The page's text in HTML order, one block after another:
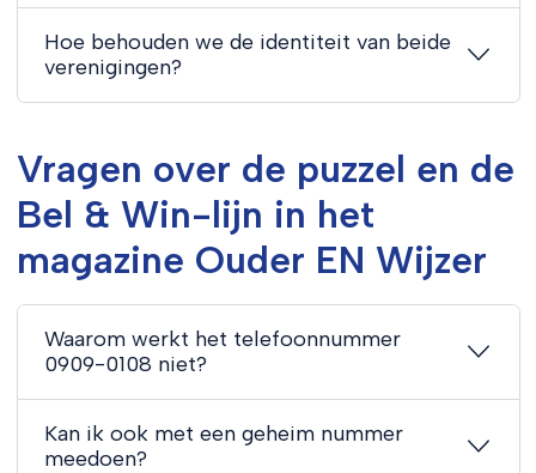
Hoe behouden we de identiteit van beide
verenigingen?
Vragen over de puzzel en de
Bel & Win-lijn in het
magazine Ouder EN Wijzer
Waarom werkt het telefoonnummer
0909-0108 niet?
Kan ik ook met een geheim nummer
meedoen?